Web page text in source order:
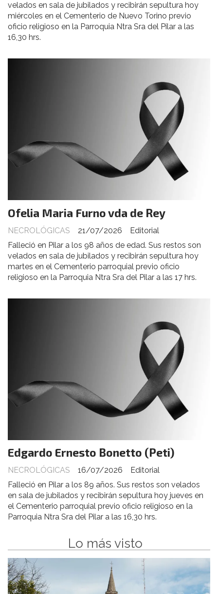
velados en sala de jubilados y recibirán sepultura hoy
miércoles en el Cementerio de Nuevo Torino previo
oficio religioso en la Parroquia Ntra Sra del Pilar a las
16,30 hrs.
Ofelia Maria Furno vda de Rey
Editorial
NECROLÓGICAS
21/07/2026
Falleció en Pilar a los 98 años de edad. Sus restos son
velados en sala de jubilados y recibirán sepultura hoy
martes en el Cementerio parroquial previo oficio
religioso en la Parroquia Ntra Sra del Pilar a las 17 hrs.
Edgardo Ernesto Bonetto (Peti)
Editorial
NECROLÓGICAS
16/07/2026
Falleció en Pilar a los 89 años. Sus restos son velados
en sala de jubilados y recibirán sepultura hoy jueves en
el Cementerio parroquial previo oficio religioso en la
Parroquia Ntra Sra del Pilar a las 16,30 hrs.
Lo más visto